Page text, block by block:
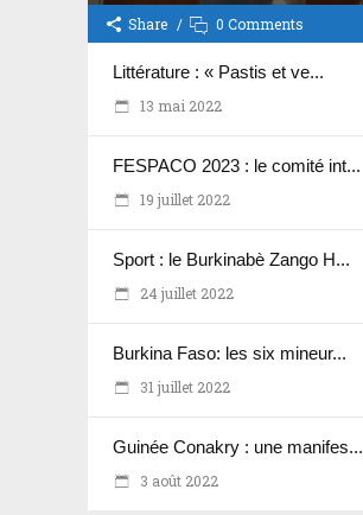
Share 0 Comments
Littérature : « Pastis et ve...
13 mai 2022
FESPACO 2023 : le comité int...
19 juillet 2022
Sport : le Burkinabè Zango H...
24 juillet 2022
Burkina Faso: les six mineur...
31 juillet 2022
Guinée Conakry : une manifes...
3 août 2022